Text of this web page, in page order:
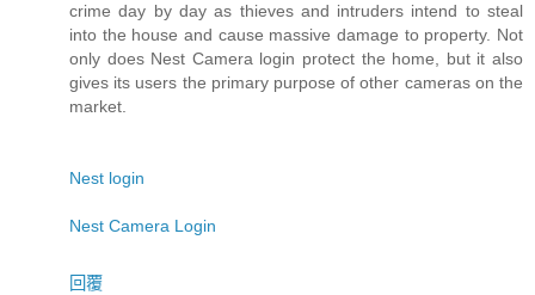
crime day by day as thieves and intruders intend to steal
into the house and cause massive damage to property. Not
only does Nest Camera login protect the home, but it also
gives its users the primary purpose of other cameras on the
market.
Nest login
Nest Camera Login
回覆